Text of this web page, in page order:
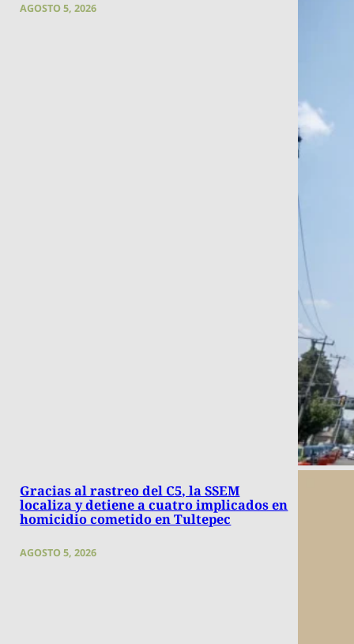
AGOSTO 5, 2026
Gracias al rastreo del C5, la SSEM
localiza y detiene a cuatro implicados en
homicidio cometido en Tultepec
AGOSTO 5, 2026